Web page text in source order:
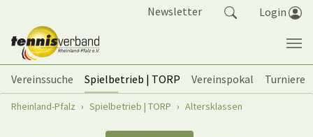
Newsletter Login
Vereinssuche Spielbetrieb | TORP Vereinspokal
Turniere
Sie sind hier:
Rheinland-Pfalz Spielbetrieb | TORP Altersklassen